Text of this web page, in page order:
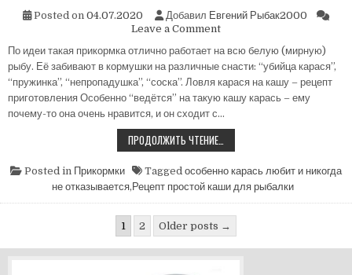
Posted on 04.07.2020 Добавил Евгений Рыбак2000
Leave a Commenton
простой
каши
для
рыбалки,
и
не
отказывается
По идеи такая прикормка отлично работает на всю белую (мирную)
рыбу. Её забивают в кормушки на различные снасти: “убийца карася”,
“пружинка”, “непропадушка”, “соска”. Ловля карася на кашу – рецепт
приготовления Особенно “ведётся” на такую кашу карась – ему
почему-то она очень нравится, и он сходит с…
ПРОДОЛЖИТЬ ЧТЕНИЕ…
ПРОСТОЙ
ДЛЯ
РЫБАЛКИ,
ОСОБЕННО
КАРАСЬ
НИКОГДА
НЕ
ОТКАЗЫВАЕТСЯ
Posted in Прикормки Tagged особенно карась любит и никогда
не отказывается, Рецепт простой каши для рыбалки
по
записям
1 2 Older posts →